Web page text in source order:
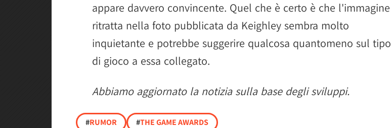
appare davvero convincente. Quel che è certo è che l'immagine
ritratta nella foto pubblicata da Keighley sembra molto
inquietante e potrebbe suggerire qualcosa quantomeno sul tipo
di gioco a essa collegato.
Abbiamo aggiornato la notizia sulla base degli sviluppi.
#RUMOR #THE GAME AWARDS